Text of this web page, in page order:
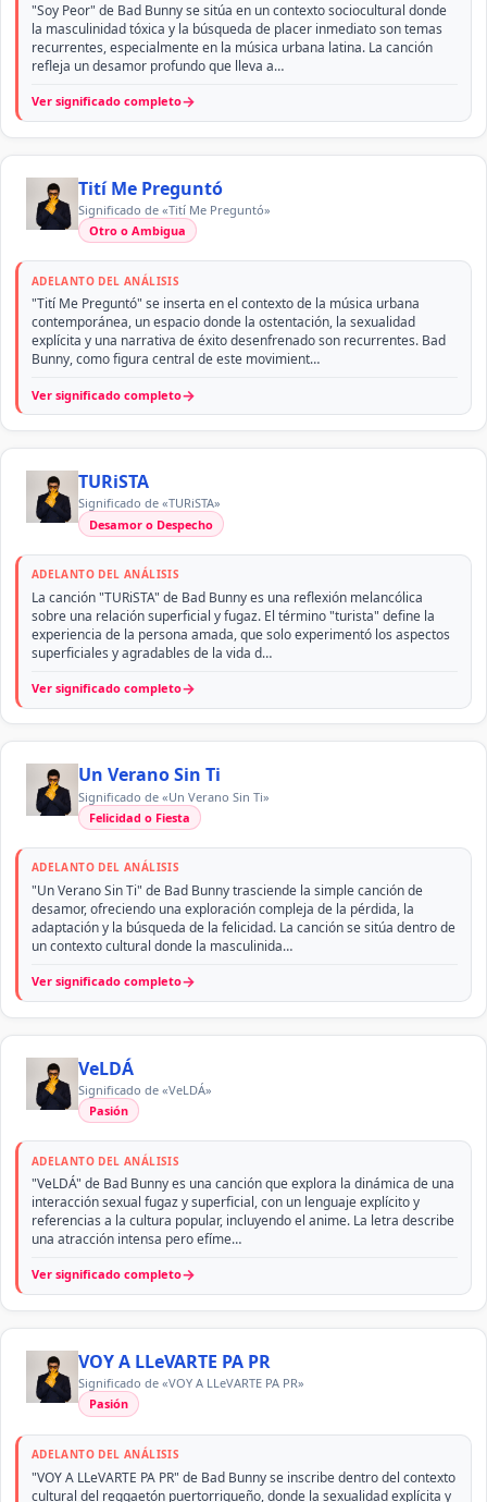
"Soy Peor" de Bad Bunny se sitúa en un contexto sociocultural donde
la masculinidad tóxica y la búsqueda de placer inmediato son temas
recurrentes, especialmente en la música urbana latina. La canción
refleja un desamor profundo que lleva a…
Ver significado completo→
Tití Me Preguntó
Significado de «Tití Me Preguntó»
Otro o Ambigua
ADELANTO DEL ANÁLISIS
"Tití Me Preguntó" se inserta en el contexto de la música urbana
contemporánea, un espacio donde la ostentación, la sexualidad
explícita y una narrativa de éxito desenfrenado son recurrentes. Bad
Bunny, como figura central de este movimient…
Ver significado completo→
TURiSTA
Significado de «TURiSTA»
Desamor o Despecho
ADELANTO DEL ANÁLISIS
La canción "TURiSTA" de Bad Bunny es una reflexión melancólica
sobre una relación superficial y fugaz. El término "turista" define la
experiencia de la persona amada, que solo experimentó los aspectos
superficiales y agradables de la vida d…
Ver significado completo→
Un Verano Sin Ti
Significado de «Un Verano Sin Ti»
Felicidad o Fiesta
ADELANTO DEL ANÁLISIS
"Un Verano Sin Ti" de Bad Bunny trasciende la simple canción de
desamor, ofreciendo una exploración compleja de la pérdida, la
adaptación y la búsqueda de la felicidad. La canción se sitúa dentro de
un contexto cultural donde la masculinida…
Ver significado completo→
VeLDÁ
Significado de «VeLDÁ»
Pasión
ADELANTO DEL ANÁLISIS
"VeLDÁ" de Bad Bunny es una canción que explora la dinámica de una
interacción sexual fugaz y superficial, con un lenguaje explícito y
referencias a la cultura popular, incluyendo el anime. La letra describe
una atracción intensa pero efíme…
Ver significado completo→
VOY A LLeVARTE PA PR
Significado de «VOY A LLeVARTE PA PR»
Pasión
ADELANTO DEL ANÁLISIS
"VOY A LLeVARTE PA PR" de Bad Bunny se inscribe dentro del contexto
cultural del reggaetón puertorriqueño, donde la sexualidad explícita y